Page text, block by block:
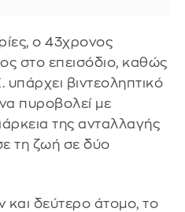
ο 43χρονος
στο επεισόδιο, καθώς
βιντεοληπτικό
να πυροβολεί με
της ανταλλαγής
τη ζωή σε δύο
και δεύτερο άτομο, το